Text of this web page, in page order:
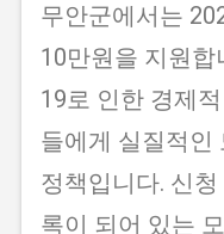
무안군에서는
10만원을 지원
19로 인한 경제
들에게 실질적인
정책입니다. 신
록이 되어 있는